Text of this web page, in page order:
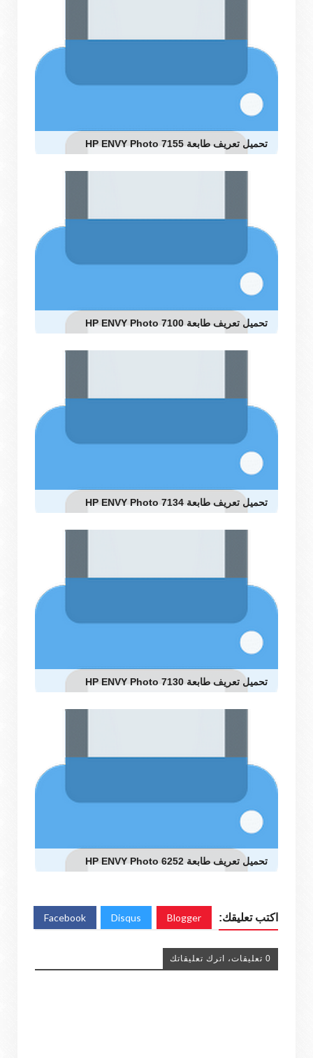
تحميل تعريف طابعة HP ENVY Photo 7155
تحميل تعريف طابعة HP ENVY Photo 7100
تحميل تعريف طابعة HP ENVY Photo 7134
تحميل تعريف طابعة HP ENVY Photo 7130
تحميل تعريف طابعة HP ENVY Photo 6252
اكتب تعليقك: Blogger
Disqus
Facebook
0 تعليقات، اترك تعليقاتك